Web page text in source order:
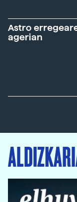
Astro
agerian